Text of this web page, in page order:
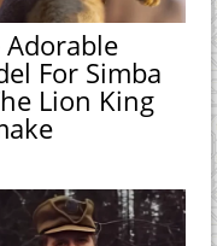
Adorable
For Simba
Lion King